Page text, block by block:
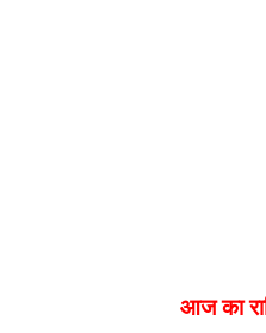
आज का